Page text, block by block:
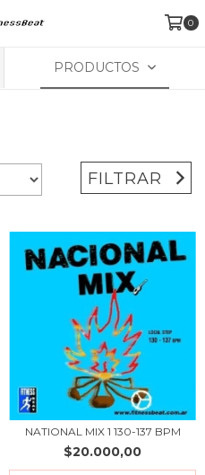
0
PRODUCTOS
FILTRAR
NATIONAL MIX 1 130-137 BPM
$20.000,00